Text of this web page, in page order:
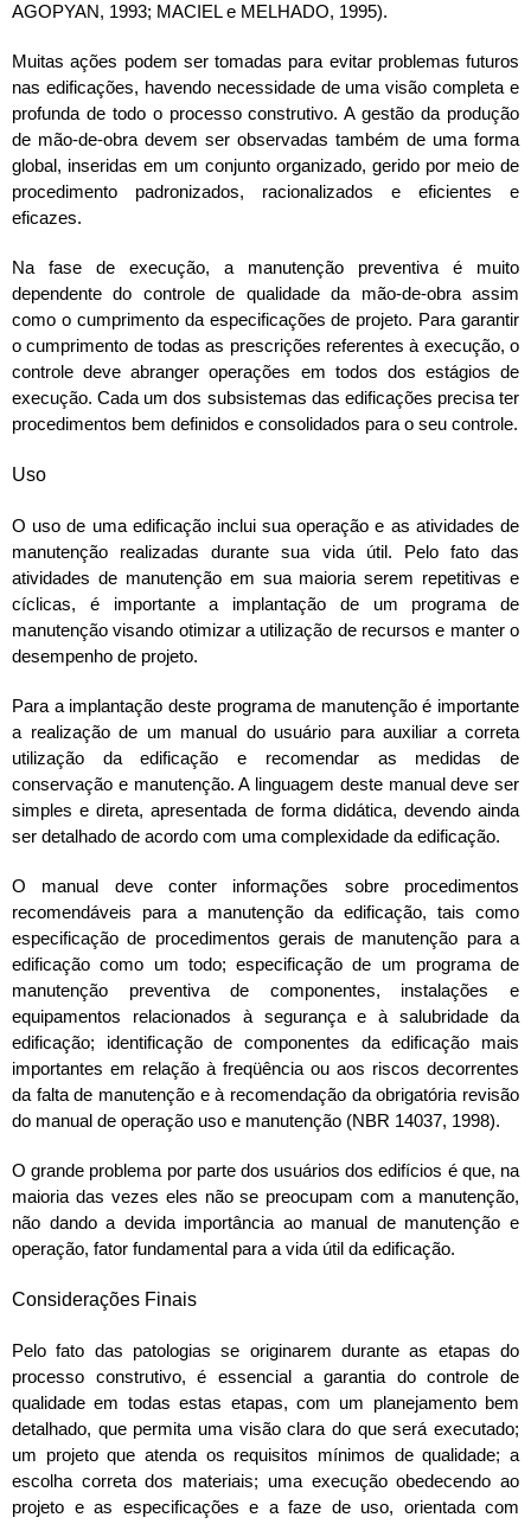
AGOPYAN, 1993; MACIEL e MELHADO, 1995).
Muitas ações podem ser tomadas para evitar problemas futuros
nas edificações, havendo necessidade de uma visão completa e
profunda de todo o processo construtivo. A gestão da produção
de mão-de-obra devem ser observadas também de uma forma
global, inseridas em um conjunto organizado, gerido por meio de
procedimento padronizados, racionalizados e eficientes e
eficazes.
Na fase de execução, a manutenção preventiva é muito
dependente do controle de qualidade da mão-de-obra assim
como o cumprimento da especificações de projeto. Para garantir
o cumprimento de todas as prescrições referentes à execução, o
controle deve abranger operações em todos dos estágios de
execução. Cada um dos subsistemas das edificações precisa ter
procedimentos bem definidos e consolidados para o seu controle.
Uso
O uso de uma edificação inclui sua operação e as atividades de
manutenção realizadas durante sua vida útil. Pelo fato das
atividades de manutenção em sua maioria serem repetitivas e
cíclicas, é importante a implantação de um programa de
manutenção visando otimizar a utilização de recursos e manter o
desempenho de projeto.
Para a implantação deste programa de manutenção é importante
a realização de um manual do usuário para auxiliar a correta
utilização da edificação e recomendar as medidas de
conservação e manutenção. A linguagem deste manual deve ser
simples e direta, apresentada de forma didática, devendo ainda
ser detalhado de acordo com uma complexidade da edificação.
O manual deve conter informações sobre procedimentos
recomendáveis para a manutenção da edificação, tais como
especificação de procedimentos gerais de manutenção para a
edificação como um todo; especificação de um programa de
manutenção preventiva de componentes, instalações e
equipamentos relacionados à segurança e à salubridade da
edificação; identificação de componentes da edificação mais
importantes em relação à freqüência ou aos riscos decorrentes
da falta de manutenção e à recomendação da obrigatória revisão
do manual de operação uso e manutenção (NBR 14037, 1998).
O grande problema por parte dos usuários dos edifícios é que, na
maioria das vezes eles não se preocupam com a manutenção,
não dando a devida importância ao manual de manutenção e
operação, fator fundamental para a vida útil da edificação.
Considerações Finais
Pelo fato das patologias se originarem durante as etapas do
processo construtivo, é essencial a garantia do controle de
qualidade em todas estas etapas, com um planejamento bem
detalhado, que permita uma visão clara do que será executado;
um projeto que atenda os requisitos mínimos de qualidade; a
escolha correta dos materiais; uma execução obedecendo ao
projeto e as especificações e a faze de uso, orientada com